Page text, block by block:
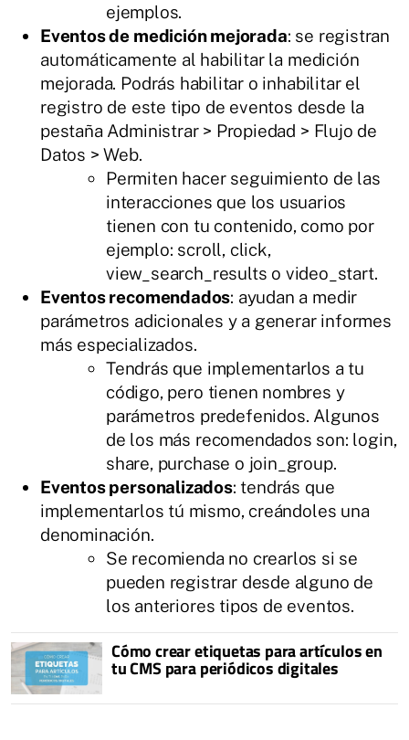
ejemplos.
Eventos de medición mejorada: se registran
automáticamente al habilitar la medición
mejorada. Podrás habilitar o inhabilitar el
registro de este tipo de eventos desde la
pestaña Administrar > Propiedad > Flujo de
Datos > Web.
Permiten hacer seguimiento de las
interacciones que los usuarios
tienen con tu contenido, como por
ejemplo: scroll, click,
view_search_results o video_start.
Eventos recomendados: ayudan a medir
parámetros adicionales y a generar informes
más especializados.
Tendrás que implementarlos a tu
código, pero tienen nombres y
parámetros predefenidos. Algunos
de los más recomendados son: login,
share, purchase o join_group.
Eventos personalizados: tendrás que
implementarlos tú mismo, creándoles una
denominación.
Se recomienda no crearlos si se
pueden registrar desde alguno de
los anteriores tipos de eventos.
Cómo crear etiquetas para artículos en
tu CMS para periódicos digitales